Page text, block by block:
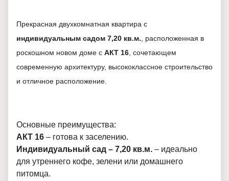
Прекрасная двухкомнатная квартира с
индивидуальным садом 7,20 кв.м. , расположенная в
роскошном новом доме с АКТ 16 , сочетающем
современную архитектуру, высококлассное строительство
и отличное расположение.
Основные преимущества:
АКТ 16 – готова к заселению.
Индивидуальный сад – 7,20 кв.м. – идеально
для утреннего кофе, зелени или домашнего
питомца.